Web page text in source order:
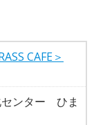
CAFE＞
センター ひま